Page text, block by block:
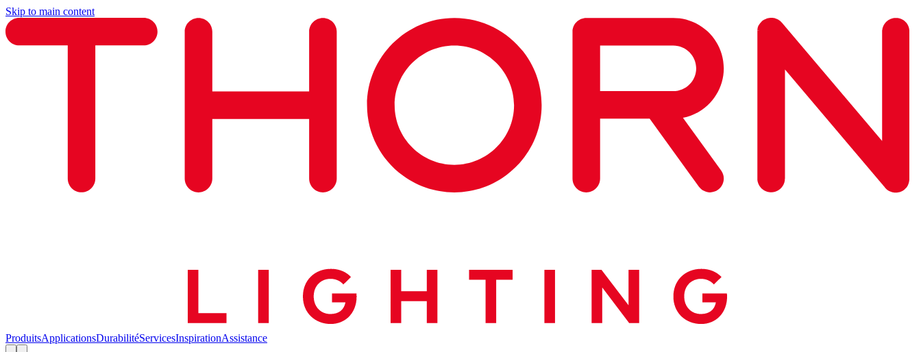
Skip to main content
ProduitsApplicationsDurabilitéServicesInspirationAssistance